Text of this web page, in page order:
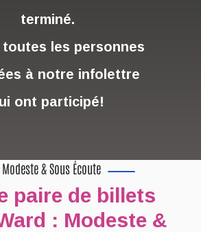
terminé.
toutes les personnes
à notre infolettre
ont participé!
& Sous Écoute
paire de billets
: Modeste &